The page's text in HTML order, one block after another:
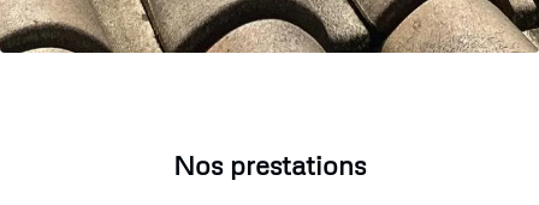
Nos prestations